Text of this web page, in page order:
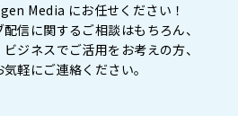
Media にお任せください！
信に関するご相談はもちろん、
ジネスでご活用をお考えの方、
軽にご連絡ください。